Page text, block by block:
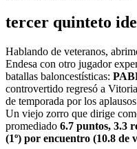
tercer quinteto
Hablando de veteranos,
Endesa con otro jugador
batallas baloncestísticas:
controvertido regresó a
de temporada por los
Un viejo zorro que dirige
promediado 6.7 puntos, 3.3
(1º) por encuentro (10.8 de